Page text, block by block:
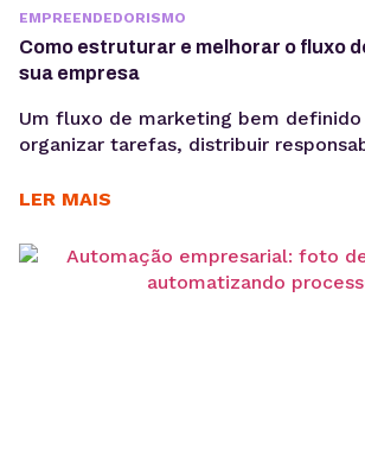
EMPREENDEDORISMO
Como estruturar e melhorar o fluxo
sua empresa
Um fluxo de marketing bem definido
organizar tarefas, distribuir
consistente. E o uso de ferramentas
ao centralizar processos de
aprovação e publicação. Para ter
LER MAIS